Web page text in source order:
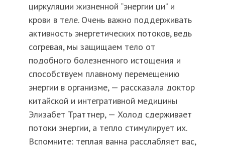
циркуляции жизненной “энергии ци” и
крови в теле. Очень важно поддерживать
активность энергетических потоков, ведь
согревая, мы защищаем тело от
подобного болезненного истощения и
способствуем плавному перемещению
энергии в организме, — рассказала доктор
китайской и интегративной медицины
Элизабет Траттнер, — Холод сдерживает
потоки энергии, а тепло стимулирует их.
Вспомните: теплая ванна расслабляет вас,